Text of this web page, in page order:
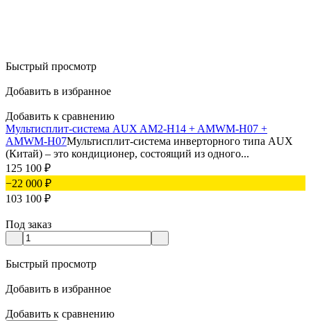
Быстрый просмотр
Добавить в избранное
Добавить к сравнению
Мультисплит-система AUX AM2-H14 + AMWM-H07 +
AMWM-H07Мультисплит-система инверторного типа AUX
(Китай) – это кондиционер, состоящий из одного...
125 100 ₽
−22 000 ₽
103 100 ₽
Под заказ
Быстрый просмотр
Добавить в избранное
Добавить к сравнению